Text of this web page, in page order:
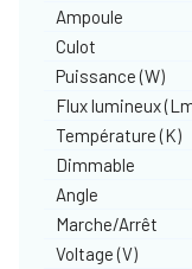
Ampoule
Culot
Puissance (W)
Flux lumineux
Température (K)
Dimmable
Angle
Marche/Arrêt
Voltage (V)